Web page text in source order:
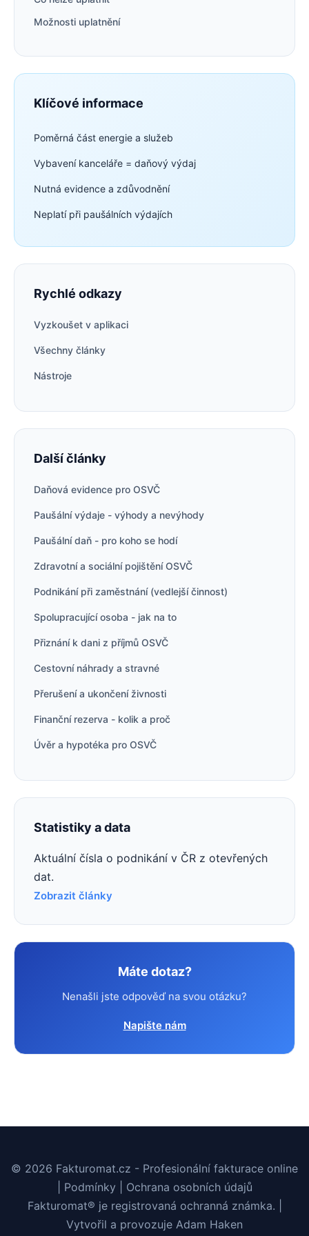
Možnosti uplatnění
Klíčové informace
Poměrná část energie a služeb
Vybavení kanceláře = daňový výdaj
Nutná evidence a zdůvodnění
Neplatí při paušálních výdajích
Rychlé odkazy
Vyzkoušet v aplikaci
Všechny články
Nástroje
Další články
Daňová evidence pro OSVČ
Paušální výdaje - výhody a nevýhody
Paušální daň - pro koho se hodí
Zdravotní a sociální pojištění OSVČ
Podnikání při zaměstnání (vedlejší činnost)
Spolupracující osoba - jak na to
Přiznání k dani z příjmů OSVČ
Cestovní náhrady a stravné
Přerušení a ukončení živnosti
Finanční rezerva - kolik a proč
Úvěr a hypotéka pro OSVČ
Statistiky a data
Aktuální čísla o podnikání v ČR z otevřených
dat.
Zobrazit články
Máte dotaz?
Nenašli jste odpověď na svou otázku?
Napište nám
© 2026 Fakturomat.cz - Profesionální fakturace online
Podmínky
Ochrana osobních údajů
Fakturomat® je registrovaná ochranná známka. |
Vytvořil a provozuje Adam Haken